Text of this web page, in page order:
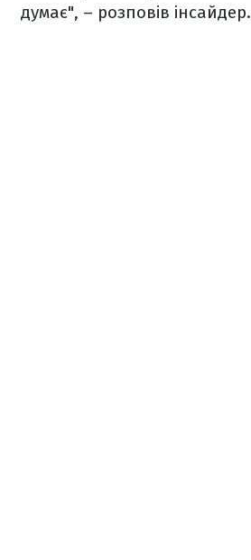
думає", – розповів інсайдер.